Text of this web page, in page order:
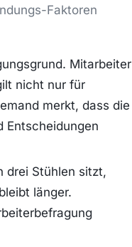
Faktoren
Mitarbeiter
nicht nur für
merkt, dass die
Entscheidungen
drei Stühlen sitzt,
länger.